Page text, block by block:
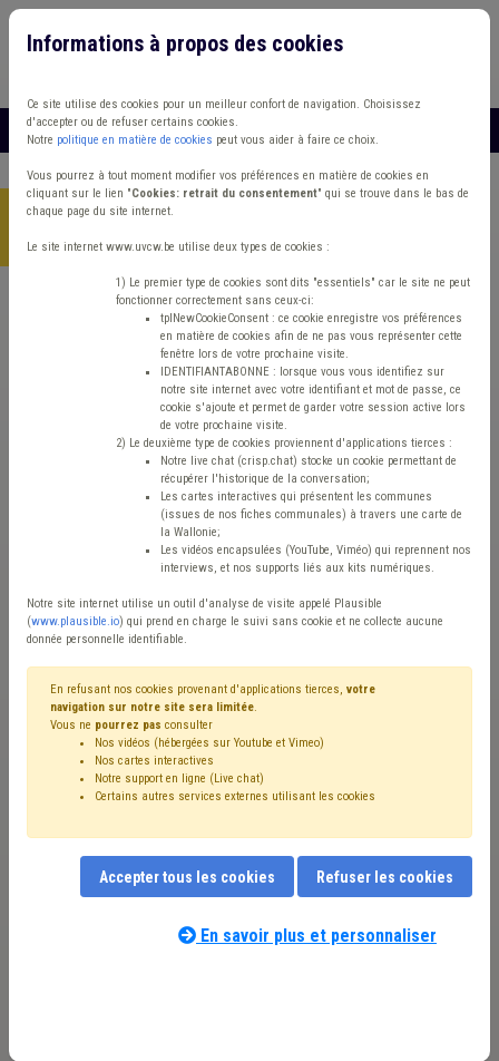
Accueil >JobCom>GESTIONNAIRE DES RESSOURCES
HUMAINES H/F/X (RESERVE)
GESTIONNAIRE DES
RESSOURCES
HUMAINES H/F/X
(RESERVE)
Commune de Celles
Télécharger l'offre d'emploi
GESTIONNAIRE DES RESSOURCES
HUMAINES H/F/X (RESERVE)
Informations à propos des cookies
Ce site utilise des cookies pour un meilleur confort de navigation. Choisissez
d'accepter ou de refuser certains cookies.
Notre politique en matière de cookies peut vous aider à faire ce choix.
Vous pourrez à tout moment modifier vos préférences en matière de cookies en
cliquant sur le lien "Cookies: retrait du consentement" qui se trouve dans le bas de
chaque page du site internet.
Le site internet www.uvcw.be utilise deux types de cookies :
1) Le premier type de cookies sont dits "essentiels" car le site ne peut
fonctionner correctement sans ceux-ci:
tplNewCookieConsent : ce cookie enregistre vos préférences
en matière de cookies afin de ne pas vous représenter cette
fenêtre lors de votre prochaine visite.
IDENTIFIANTABONNE : lorsque vous vous identifiez sur
notre site internet avec votre identifiant et mot de passe, ce
cookie s'ajoute et permet de garder votre session active lors
de votre prochaine visite.
2) Le deuxième type de cookies proviennent d'applications tierces :
Notre live chat (crisp.chat) stocke un cookie permettant de
récupérer l'historique de la conversation;
Les cartes interactives qui présentent les communes
(issues de nos fiches communales) à travers une carte de
la Wallonie;
Les vidéos encapsulées (YouTube, Viméo) qui reprennent nos
interviews, et nos supports liés aux kits numériques.
Notre site internet utilise un outil d'analyse de visite appelé Plausible
(www.plausible.io) qui prend en charge le suivi sans cookie et ne collecte aucune
donnée personnelle identifiable.
En refusant nos cookies provenant d'applications tierces, votre
navigation sur notre site sera limitée.
Vous ne pourrez pas consulter
Nos vidéos (hébergées sur Youtube et Vimeo)
Nos cartes interactives
Notre support en ligne (Live chat)
Certains autres services externes utilisant les cookies
Accepter tous les cookies Refuser les cookies
En savoir plus et personnaliser